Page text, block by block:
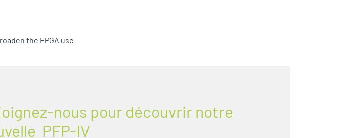
the FPGA use
nous pour découvrir notre
PFP-IV